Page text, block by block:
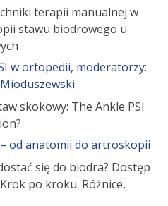
terapii manualnej w
stawu biodrowego u
w ortopedii, moderatorzy:
skokowy: The Ankle PSI
od anatomii do artroskopii
się do biodra? Dostęp
po kroku. Różnice,